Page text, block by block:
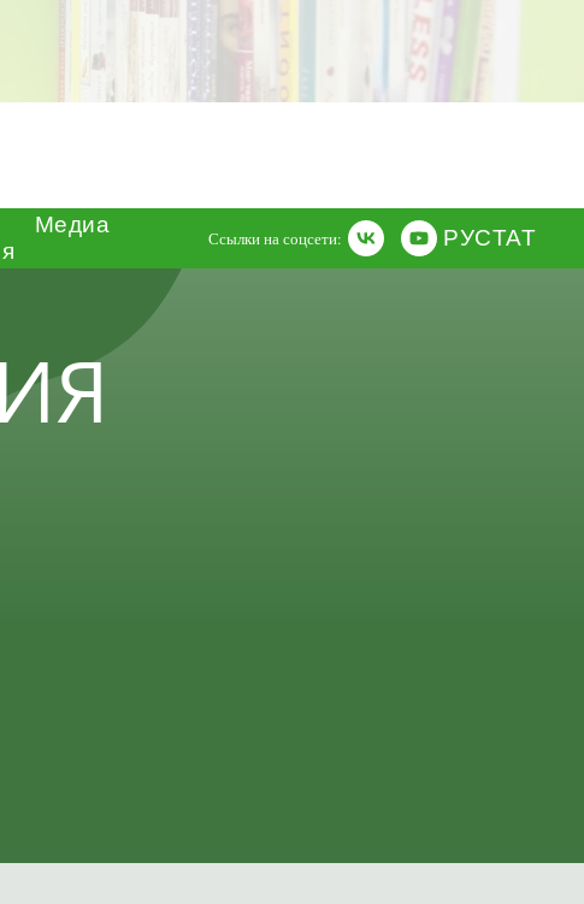
Медиа
Ссылки на соцсети: РУСТАТ